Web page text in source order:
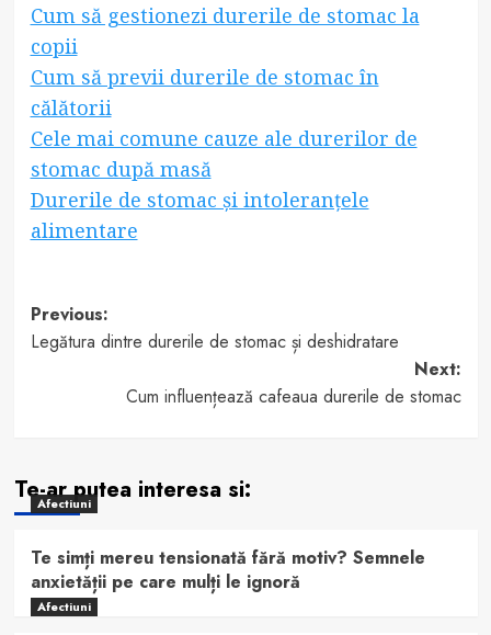
Cum să gestionezi durerile de stomac la
copii
Cum să previi durerile de stomac în
călătorii
Cele mai comune cauze ale durerilor de
stomac după masă
Durerile de stomac și intoleranțele
alimentare
Post
navigation
Previous:
Legătura dintre durerile de stomac și deshidratare
Next:
Cum influențează cafeaua durerile de stomac
Te-ar putea interesa si:
Afectiuni
Te simți mereu tensionată fără motiv? Semnele
anxietății pe care mulți le ignoră
Afectiuni